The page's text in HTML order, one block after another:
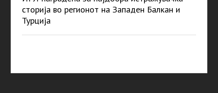
сторија во регионот на Западен Балкан и
Турција